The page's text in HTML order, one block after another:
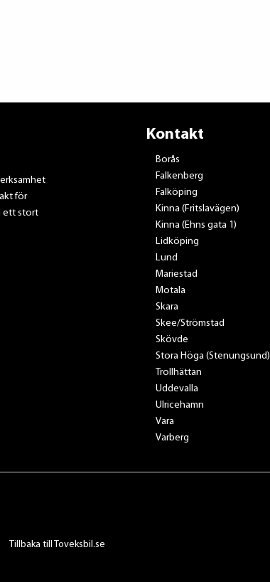
för
ett stort
Kontakt
Borås
Falkenberg
Falköping
Kinna (Fritslavägen)
Kinna (Ehns gata 1)
Lidköping
Lund
Mariestad
Motala
Skara
Skee/Strömstad
Skövde
Stora Höga (Stenungsund)
Trollhättan
Uddevalla
Ulricehamn
Vara
Varberg
Tillbaka till Toveksbil.se